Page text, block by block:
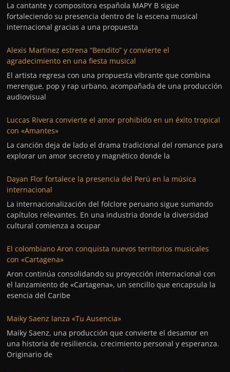
La cantante y compositora española MAPY B sigue
fortaleciendo su presencia dentro de la escena musical
internacional gracias a una propuesta
Alexis Martinez estrena “Bendito” y convierte el
agradecimiento en una fiesta musical
El artista regresa con una propuesta vibrante que combina
merengue, pop y rap urbano, acompañada de una producción
audiovisual
Luccas Rivera convierte el amor prohibido en un éxito tropical
con «Amantes»
La canción deja de lado el drama tradicional del romance para
explorar un amor secreto y magnético donde la
Dayan Flor fortalece la presencia del Perú en la música
internacional
La internacionalización del folclore peruano sigue sumando
capítulos relevantes. En una industria donde la diversidad
cultural comienza a ocupar
El colombiano Aron conquista nuevos territorios musicales
con «Cartagena»
Aron continúa consolidando su proyección internacional con
el lanzamiento de «Cartagena», un sencillo que encapsula la
esencia del Caribe
Maiky Saenz lanza «Tu Ausencia»
Maiky Saenz, una producción que convierte el desamor en
una historia de resiliencia, crecimiento personal y esperanza.
Originario de